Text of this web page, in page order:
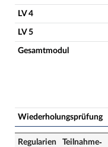
LV 4
LV 5
Gesamtmodul
Wiederholungsprüfung
Regularien
Teilnahme­